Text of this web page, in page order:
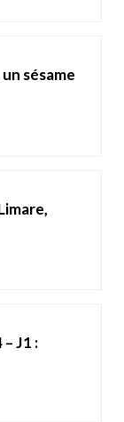
sésame
J1 :